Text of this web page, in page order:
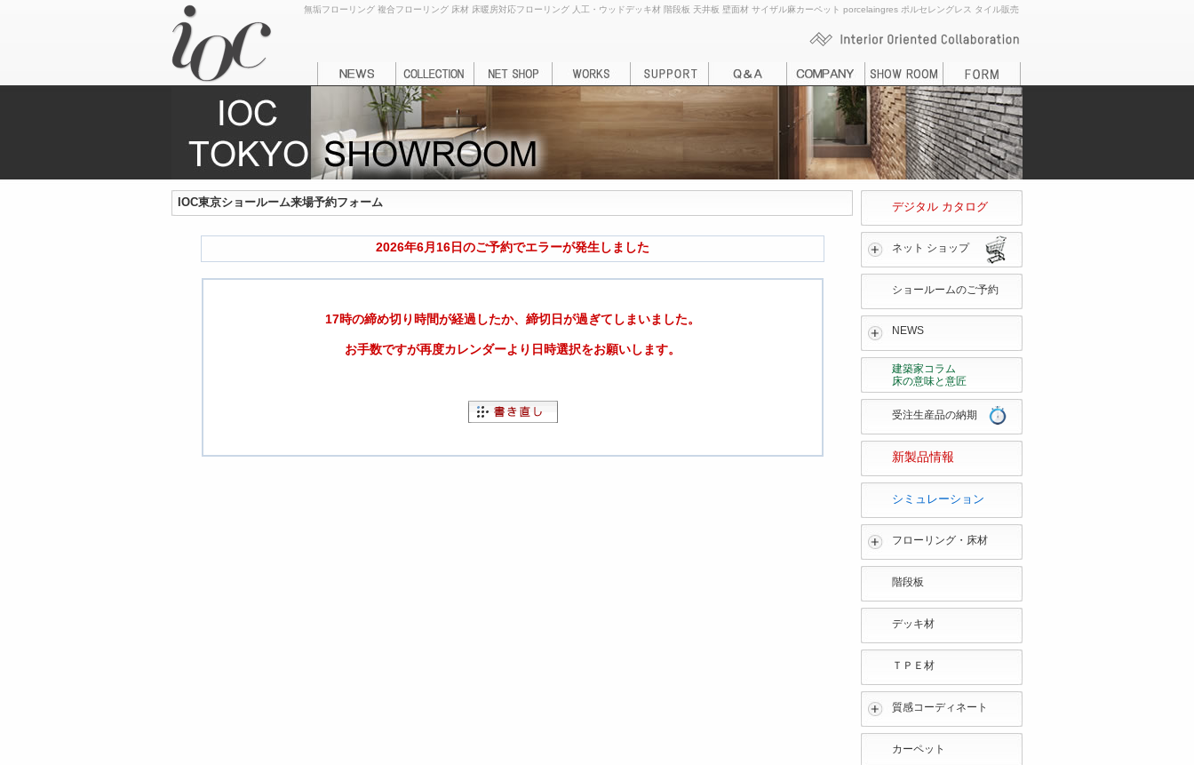
無垢フローリング 複合フローリング 床材 床暖房対応フローリング 人工・ウッドデッキ材 階段板 天井板 壁面材 サイザル麻カーペット porcelaingres ポルセレングレス タイル販売
IOC東京ショールーム来場予約フォーム
2026年6月16日のご予約でエラーが発生しました
17時の締め切り時間が経過したか、締切日が過ぎてしまいました。
お手数ですが再度カレンダーより日時選択をお願いします。
デジタル カタログ
ネット ショップ
ショールームのご予約
NEWS
建築家コラム
床の意味と意匠
受注生産品の納期
新製品情報
シミュレーション
フローリング・床材
階段板
デッキ材
ＴＰＥ材
質感コーディネート
カーペット